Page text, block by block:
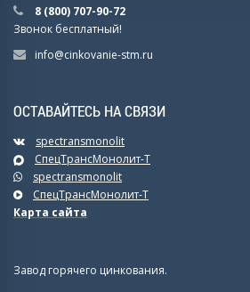
8 (800) 707-90-72
Звонок бесплатный!
info@cinkovanie-stm.ru
ОСТАВАЙТЕСЬ НА СВЯЗИ
spectransmonolit
СпецТрансМонолит-Т
spectransmonolit
СпецТрансМонолит-Т
Карта сайта
Завод горячего цинкования.